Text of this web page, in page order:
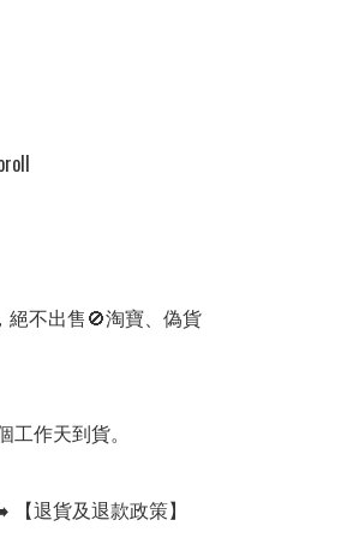
絕不出售🚫淘寶、偽貨
作天到貨。
退貨及退款政策】